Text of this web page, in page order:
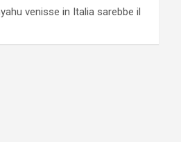
venisse in Italia sarebbe il